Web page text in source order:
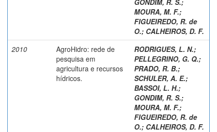
MOURA, M. F.;
FIGUEIREDO, R. de
O.; CALHEIROS, D. F.
2010
AgroHidro: rede de
pesquisa em
agricultura e recursos
hídricos.
RODRIGUES, L. N.;
PELLEGRINO, G. Q.;
PRADO, R. B.;
SCHULER, A. E.;
BASSOI, L. H.;
GONDIM, R. S.;
MOURA, M. F.;
FIGUEIREDO, R. de
O.; CALHEIROS, D. F.